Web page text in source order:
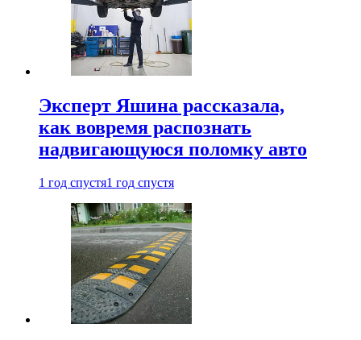
Эксперт Яшина рассказала,
как вовремя распознать
надвигающуюся поломку авто
1 год спустя1 год спустя